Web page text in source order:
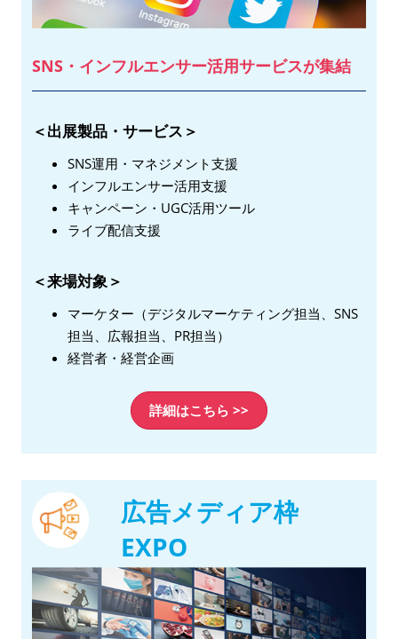
SNS・インフルエンサー活用サービスが集結
＜出展製品・サービス＞
SNS運用・マネジメント支援
インフルエンサー活用支援
キャンペーン・UGC活用ツール
ライブ配信支援
＜来場対象＞
マーケター（デジタルマーケティング担当、SNS
担当、広報担当、PR担当）
経営者・経営企画
詳細はこちら >>
広告メディア枠
EXPO